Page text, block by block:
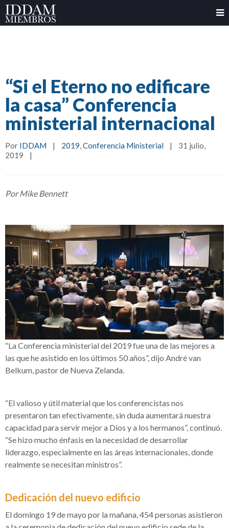
“Si el Eterno no edificare
la casa” Conferencia
ministerial internacional
Por IDDAM | 2019, Conferencia Ministerial |
31 julio,
2019 |
Por Mike Bennett
“La Conferencia ministerial del 2019 fue una de las mejores a
las que he asistido en los últimos 50 años”, dijo André van
Belkum, pastor de Nueva Zelanda.
“El valioso y útil material que los conferencistas nos
presentaron tan efectivamente, sin duda aumentará nuestra
capacidad para servir mejor a Dios y a los hermanos”, continuó.
“Se hizo mucho énfasis en la necesidad de desarrollar
liderazgo, especialmente en las áreas internacionales, donde
realmente se necesitan ministros”.
Dedicación del nuevo edificio
El domingo 19 de mayo por la mañana, 454 personas asistieron